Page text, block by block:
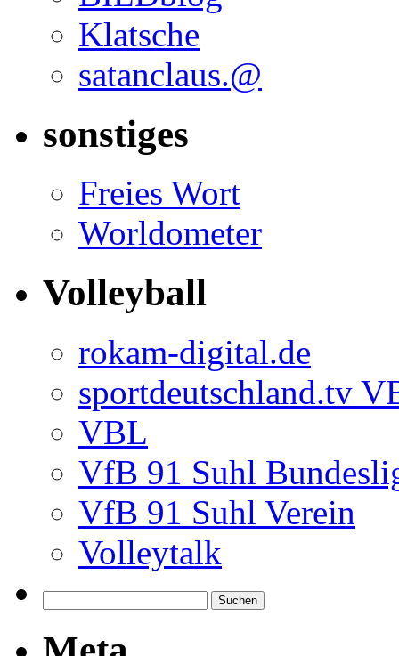
Klatsche
satanclaus.@
sonstiges
Freies Wort
Worldometer
Volleyball
rokam-digital.de
sportdeutschland.tv
VBL
VfB 91 Suhl
VfB 91 Suhl Verein
Volleytalk